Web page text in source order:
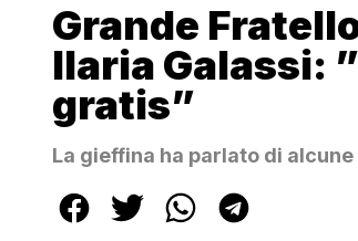
Grande
Ilaria Galassi:
gratis”
La gieffina ha parlato di